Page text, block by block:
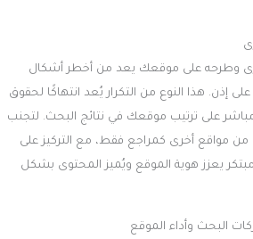
وطرحه على موقعك يعد من أخطر أشكال
إذن. هذا النوع من التكرار يُعد انتهاكًا لحقوق
مباشر على ترتيب موقعك في نتائج البحث. لتجنب
مواقع أخرى كمراجع فقط، مع التركيز على
يعزز هوية الموقع ويُميز المحتوى بشكل
البحث وأداء الموقع